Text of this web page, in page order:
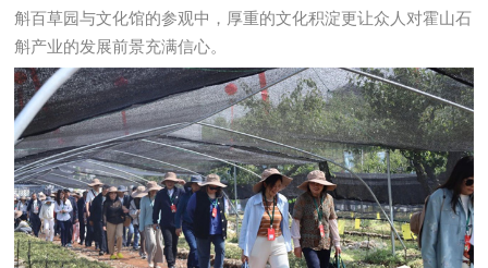
斛百草园与文化馆的参观中，厚重的文化积淀更让众人对霍山石
斛产业的发展前景充满信心。